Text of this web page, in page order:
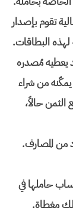
تقوم بإصدار
لهذه البطاقات.
يعطيه مُصدره
من شراء
حالاً،
من المصارف.
حاملها في
مغطاة.